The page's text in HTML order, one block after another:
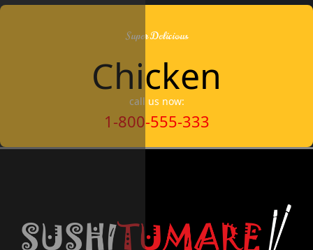
Super Delicious
Chicken
call us now:
1-800-555-333